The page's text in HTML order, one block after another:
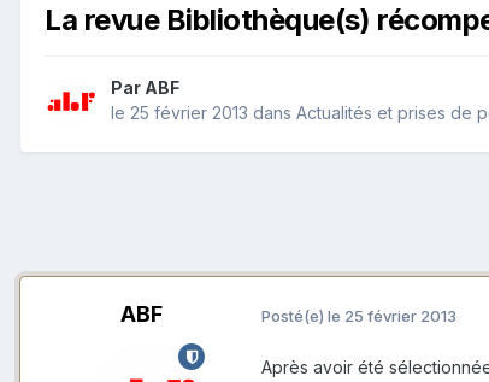
La revue Bibliothèque(s)
Par ABF
le 25 février 2013 dans Actualités et prises de
ABF Posté(e) le 25 février 2013
Après avoir été